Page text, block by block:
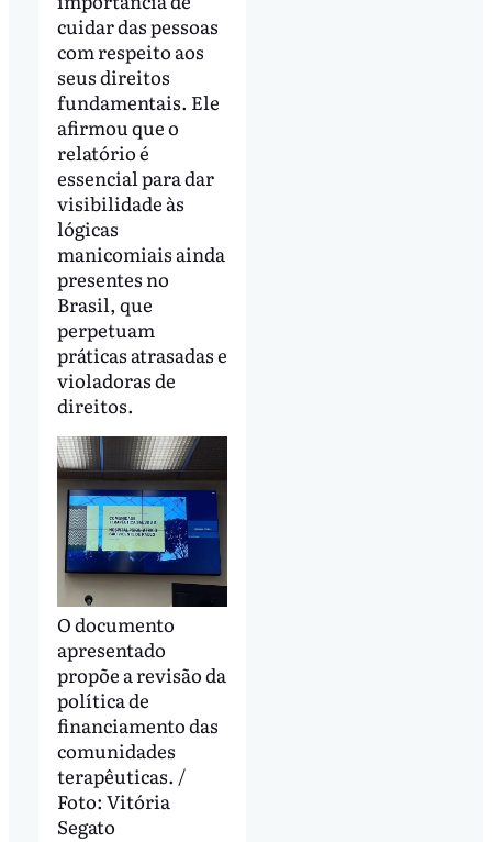
cuidar das pessoas
com respeito aos
seus direitos
fundamentais. Ele
afirmou que o
relatório é
essencial para dar
visibilidade às
lógicas
manicomiais ainda
presentes no
Brasil, que
perpetuam
práticas atrasadas e
violadoras de
direitos.
O documento
apresentado
propõe a revisão da
política de
financiamento das
comunidades
terapêuticas. /
Foto: Vitória
Segato